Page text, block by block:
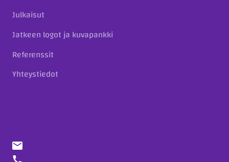
Julkaisut
Jatkeen logot ja kuvapankki
Referenssit
Yhteystiedot